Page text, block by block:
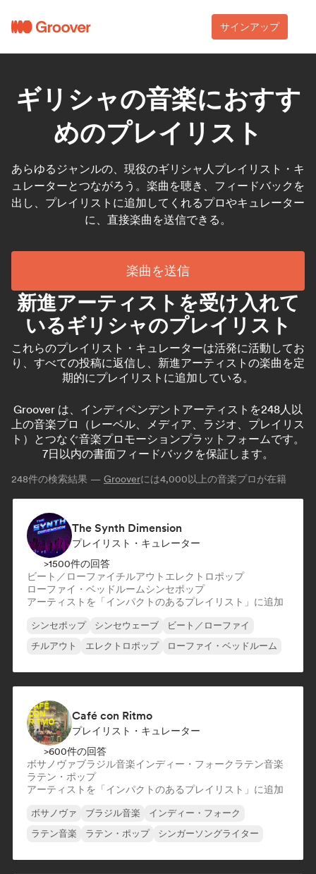
サインアップ
ギリシャの音楽におすす
めのプレイリスト
あらゆるジャンルの、現役のギリシャ人プレイリスト・キ
ュレーターとつながろう。楽曲を聴き、フィードバックを
出し、プレイリストに追加してくれるプロやキュレーター
に、直接楽曲を送信できる。
楽曲を送信
新進アーティストを受け入れて
いるギリシャのプレイリスト
これらのプレイリスト・キュレーターは活発に活動してお
り、すべての投稿に返信し、新進アーティストの楽曲を定
期的にプレイリストに追加している。
Groover は、インディペンデントアーティストを248人以
上の音楽プロ（レーベル、メディア、ラジオ、プレイリス
ト）とつなぐ音楽プロモーションプラットフォームです。
7日以内の書面フィードバックを保証します。
248件の検索結果 — Grooverには4,000以上の音楽プロが在籍
The Synth Dimension
プレイリスト・キュレーター
>1500件の回答
ビート／ローファイチルアウト エレクトロポップ
ローファイ・ベッドルームシンセポップ
アーティストを「インパクトのあるプレイリスト」に追加
シンセポップ シンセウェーブ
ビート／ローファイ
チルアウト
エレクトロポップ ローファイ・ベッドルーム
Café con Ritmo
プレイリスト・キュレーター
>600件の回答
ボサノヴァブラジル音楽インディー・フォークラテン音楽
ラテン・ポップ
アーティストを「インパクトのあるプレイリスト」に追加
ボサノヴァ ブラジル音楽
インディー・フォーク
ラテン音楽
ラテン・ポップ シンガーソングライター